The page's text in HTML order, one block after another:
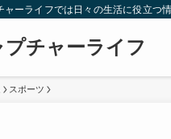
ャーライフでは日々の生活に役立つ
プチャーライフ
スポーツ